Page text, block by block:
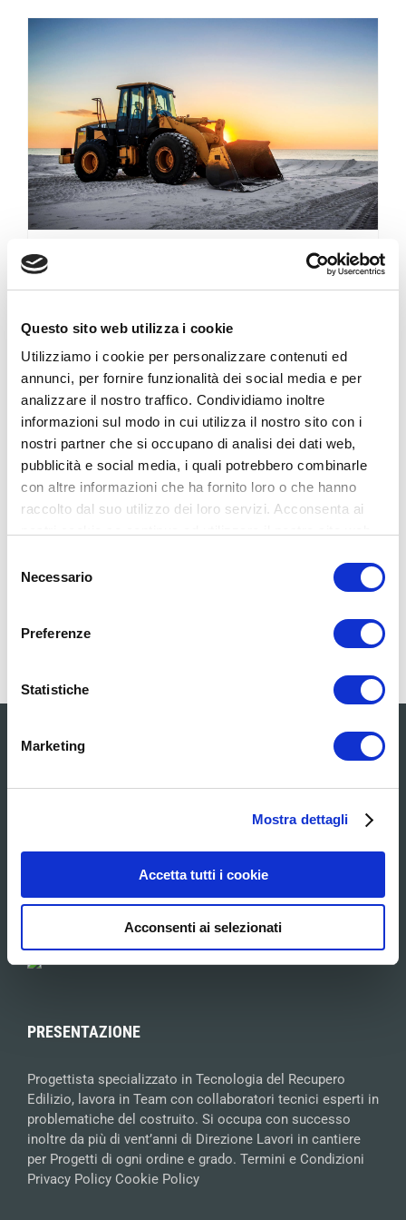
Questo sito web utilizza i cookie
Utilizziamo i cookie per personalizzare contenuti ed
annunci, per fornire funzionalità dei social media e per
analizzare il nostro traffico. Condividiamo inoltre
informazioni sul modo in cui utilizza il nostro sito con i
nostri partner che si occupano di analisi dei dati web,
pubblicità e social media, i quali potrebbero combinarle
con altre informazioni che ha fornito loro o che hanno
raccolto dal suo utilizzo dei loro servizi. Acconsenta ai
delNecessario
Preferenze
Statistiche
Marketing
Mostra dettagli
Accetta tutti i cookie
Acconsenti ai selezionati
Redeveloping Florida’s Remote
Diramdac.eu | Dicembre 7th, 2015 |
Technology is Here to Stay Lorem ipsum dolor sit
amet, consectetur adipiscing elit. Vivamus purus
nisl, elementum vitae consequat at, tristique ut
enim. Sed ut dignissim leo. Nullam sed metus id
sapien faucibus rhoncus sed at magna. Nullam
malesuada fringilla. Cras porta ipsum sed nibh
consectetur,
Continua a leggere
STUDIO DI ARCHITETTURA
PRESENTAZIONE
Progettista specializzato in Tecnologia del Recupero
Edilizio, lavora in Team con collaboratori tecnici esperti in
problematiche del costruito. Si occupa con successo
inoltre da più di vent’anni di Direzione Lavori in cantiere
per Progetti di ogni ordine e grado. Termini e Condizioni
Privacy Policy Cookie Policy